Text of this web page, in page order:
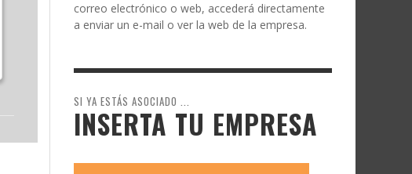
correo electrónico o web, accederá directamente
a enviar un e-mail o ver la web de la empresa.
SI YA ESTÁS ASOCIADO ...
INSERTA TU EMPRESA